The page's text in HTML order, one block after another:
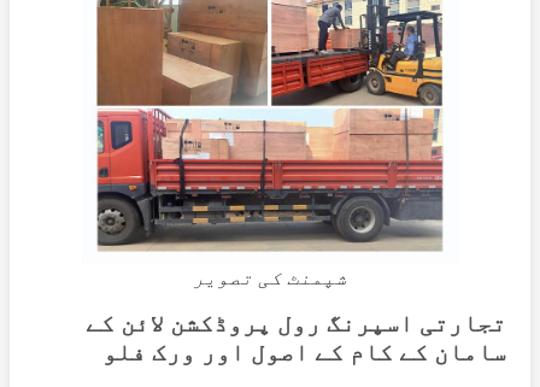
شپمنٹ کی تصویر
تجارتی اسپرنگ رول پروڈکشن لائن کے
سامان کے کام کے اصول اور ورک فلو